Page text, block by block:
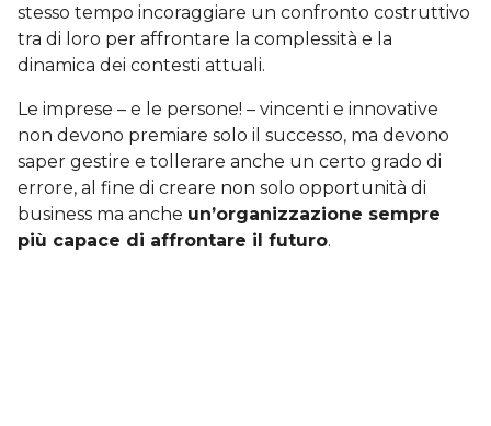
stesso tempo incoraggiare un confronto costruttivo
tra di loro per affrontare la complessità e la
dinamica dei contesti attuali.
Le imprese – e le persone! – vincenti e innovative
non devono premiare solo il successo, ma devono
saper gestire e tollerare anche un certo grado di
errore, al fine di creare non solo opportunità di
business ma anche un’organizzazione sempre
più capace di affrontare il futuro.